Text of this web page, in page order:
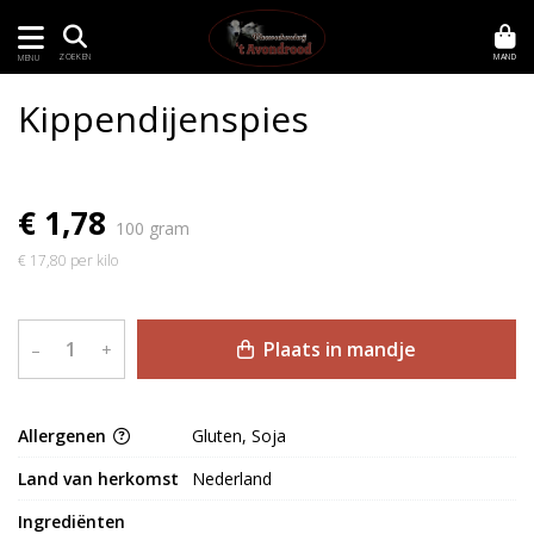
MENU ZOEKEN MAND
Kippendijenspies
€ 1,78 100 gram
€ 17,80 per kilo
– + Plaats in mandje
Allergenen
Gluten, Soja
Land van herkomst
Nederland
Ingrediënten